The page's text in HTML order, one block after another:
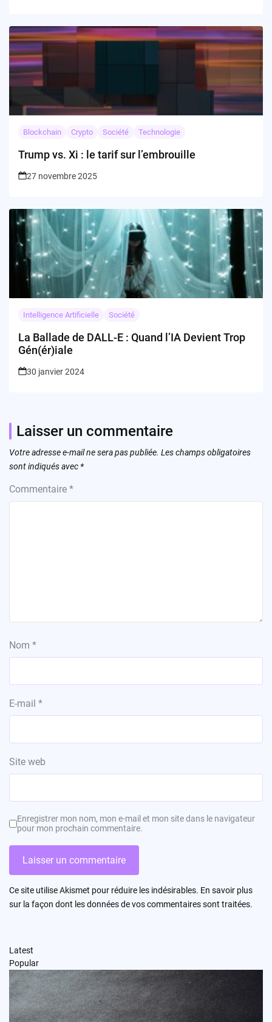
Blockchain Crypto Société Technologie
Trump vs. Xi : le tarif sur l’embrouille
27 novembre 2025
Intelligence Artificielle Société
La Ballade de DALL-E : Quand l’IA Devient Trop
Gén(ér)iale
30 janvier 2024
Laisser un commentaire
Votre adresse e-mail ne sera pas publiée. Les champs obligatoires
sont indiqués avec *
Commentaire *
Nom *
E-mail *
Site web
Enregistrer mon nom, mon e-mail et mon site dans le navigateur
pour mon prochain commentaire.
Ce site utilise Akismet pour réduire les indésirables. En savoir plus
sur la façon dont les données de vos commentaires sont traitées.
Latest
Popular